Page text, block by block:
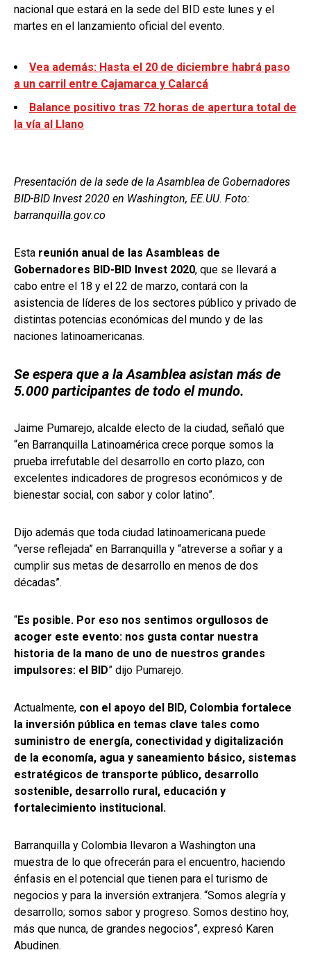
nacional que estará en la sede del BID este lunes y el
martes en el lanzamiento oficial del evento.
Vea además: Hasta el 20 de diciembre habrá paso
a un carril entre Cajamarca y Calarcá
Balance positivo tras 72 horas de apertura total de
la vía al Llano
Presentación de la sede de la Asamblea de Gobernadores
BID-BID Invest 2020 en Washington, EE.UU. Foto:
barranquilla.gov.co
Esta reunión anual de las Asambleas de
Gobernadores BID-BID Invest 2020, que se llevará a
cabo entre el 18 y el 22 de marzo, contará con la
asistencia de líderes de los sectores público y privado de
distintas potencias económicas del mundo y de las
naciones latinoamericanas.
Se espera que a la Asamblea asistan más de
5.000 participantes de todo el mundo.
Jaime Pumarejo, alcalde electo de la ciudad, señaló que
“en Barranquilla Latinoamérica crece porque somos la
prueba irrefutable del desarrollo en corto plazo, con
excelentes indicadores de progresos económicos y de
bienestar social, con sabor y color latino”.
Dijo además que toda ciudad latinoamericana puede
“verse reflejada” en Barranquilla y “atreverse a soñar y a
cumplir sus metas de desarrollo en menos de dos
décadas”.
“Es posible. Por eso nos sentimos orgullosos de
acoger este evento: nos gusta contar nuestra
historia de la mano de uno de nuestros grandes
impulsores: el BID” dijo Pumarejo.
Actualmente, con el apoyo del BID, Colombia fortalece
la inversión pública en temas clave tales como
suministro de energía, conectividad y digitalización
de la economía, agua y saneamiento básico, sistemas
estratégicos de transporte público, desarrollo
sostenible, desarrollo rural, educación y
fortalecimiento institucional.
Barranquilla y Colombia llevaron a Washington una
muestra de lo que ofrecerán para el encuentro, haciendo
énfasis en el potencial que tienen para el turismo de
negocios y para la inversión extranjera. “Somos alegría y
desarrollo; somos sabor y progreso. Somos destino hoy,
más que nunca, de grandes negocios”, expresó Karen
Abudinen.